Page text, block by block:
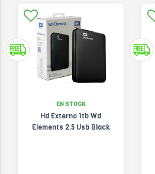
EN STOCK
Hd Externo 1tb Wd
Elements 2.5 Usb Black